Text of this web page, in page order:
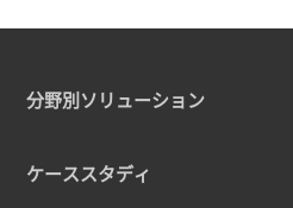
分野別ソリューション
ケーススタディ